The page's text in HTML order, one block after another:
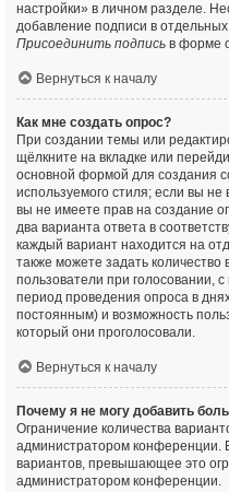
настройки» в личном разделе.
добавление подписи в
Присоединить подпись в форме
Вернуться к началу
Как мне создать опрос?
При создании темы или
щёлкните на вкладке или
основной формой для создания
используемого стиля; если вы
вы не имеете прав на создание
два варианта ответа в
каждый вариант находится на
также можете задать количество
пользователи при голосовании,
период проведения опроса в
постоянным) и возможность
который они проголосовали.
Вернуться к началу
Почему я не могу добавить
Ограничение количества
администратором конференции.
вариантов, превышающее это
администратором конференции.